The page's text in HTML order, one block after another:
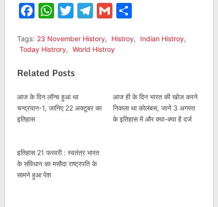
Facebook
WhatsApp
Twitter
Telegram
GmailShare
Tags: 23 November History, Histroy, Indian Histroy,
Today Histrory, World Histroy
Related Posts
आज के दिन लॉन्च हुआ था
चन्द्रयान-1, जानिए 22 अक्टूबर का
इतिहास
आज ही के दिन भारत की खोज करने
निकला था कोलंबस, जानें 3 अगस्त
के इतिहास में और क्या-क्या है दर्ज
इतिहास 21 फरवरी : स्वतंत्र भारत
के संविधान का मसौदा राष्ट्रपति के
सामने हुआ पेश